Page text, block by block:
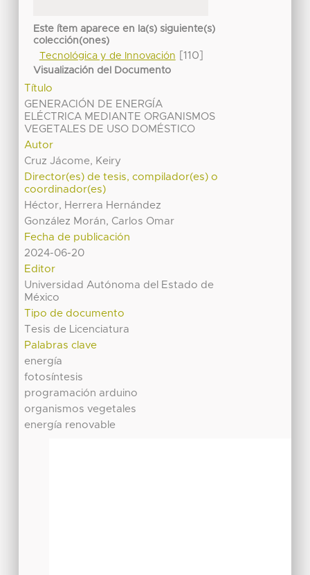
Este ítem aparece en la(s) siguiente(s)
colección(ones)
Tecnológica y de Innovación
[110]
Visualización del Documento
Título
GENERACIÓN DE ENERGÍA
ELÉCTRICA MEDIANTE ORGANISMOS
VEGETALES DE USO DOMÉSTICO
Autor
Cruz Jácome, Keiry
Director(es) de tesis, compilador(es) o
coordinador(es)
Héctor, Herrera Hernández
González Morán, Carlos Omar
Fecha de publicación
2024-06-20
Editor
Universidad Autónoma del Estado de
México
Tipo de documento
Tesis de Licenciatura
Palabras clave
energía
fotosíntesis
programación arduino
organismos vegetales
energía renovable